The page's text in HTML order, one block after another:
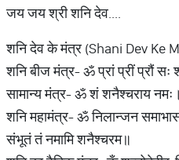
जय जय श्री शनि देव....
शनि देव के मंत्र (Shani Dev Ke
शनि बीज मंत्र- ॐ प्रां प्रीं प्रौं सः
सामान्य मंत्र- ॐ शं शनैश्चराय नमः।
शनि महामंत्र- ॐ निलान्जन
संभूतं तं नमामि शनैश्चरम॥